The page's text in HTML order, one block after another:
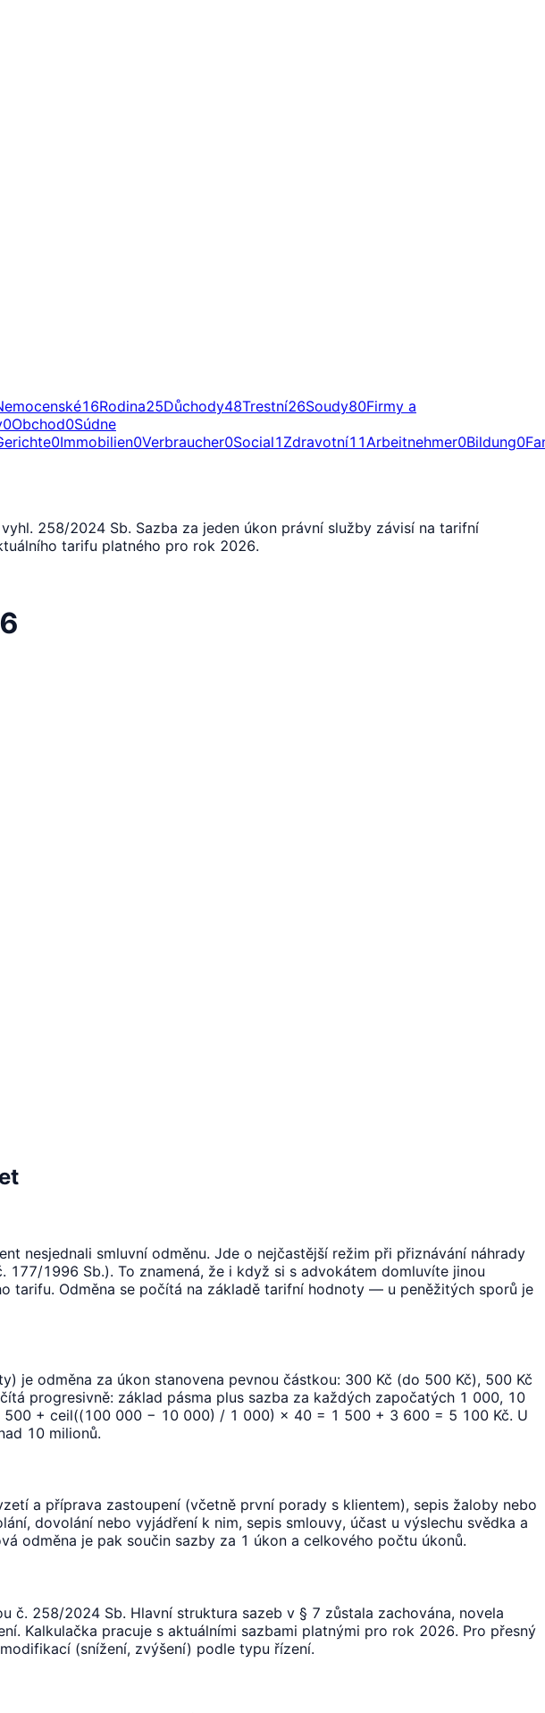
16Rodina25Důchody48Trestní26Soudy80Firmy a
0Obchod0Súdne
0Immobilien0Verbraucher0Social1 Zdravotní11Arbeitnehmer0Bildung0
258/2024 Sb. Sazba za jeden úkon právní služby závisí na tarifní
tarifu platného pro rok 2026.
nesjednali smluvní odměnu. Jde o nejčastější režim při přiznávání náhrady
1996 Sb.). To znamená, že i když si s advokátem domluvíte jinou
tarifu. Odměna se počítá na základě tarifní hodnoty — u peněžitých sporů je
je odměna za úkon stanovena pevnou částkou: 300 Kč (do 500 Kč), 500 Kč
progresivně: základ pásma plus sazba za každých započatých 1 000, 10
500 + ceil((100 000 − 10 000) / 1 000) × 40 = 1 500 + 3 600 = 5 100 Kč. U
10 milionů.
a příprava zastoupení (včetně první porady s klientem), sepis žaloby nebo
dovolání nebo vyjádření k nim, sepis smlouvy, účast u výslechu svědka a
odměna je pak součin sazby za 1 úkon a celkového počtu úkonů.
258/2024 Sb. Hlavní struktura sazeb v § 7 zůstala zachována, novela
Kalkulačka pracuje s aktuálními sazbami platnými pro rok 2026. Pro přesný
(snížení, zvýšení) podle typu řízení.